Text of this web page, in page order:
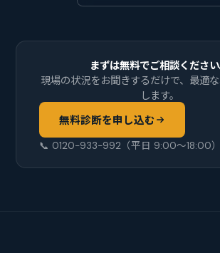
まずは無料でご相談ください
現場の状況をお聞きするだけで、最適
します。
無料診断を申し込む
📞 0120-933-992（平日 9:00〜18:00）